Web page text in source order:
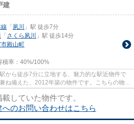
建
「夙川
」駅 徒歩7分
「さくら夙川
」駅 徒歩14分
殿山町
率： 40%/100%
から徒歩7分に立地する、魅力的な駅近物件で
ね備えた、2012年築の物件です。こちらの物件
していた物件です。
へのお問い合わせはこちら